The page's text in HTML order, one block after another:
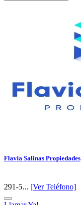
Flavia Salinas Propiedades
291-5... [Ver Teléfono]